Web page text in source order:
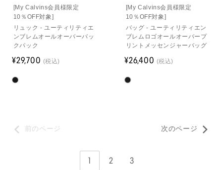
[My Calvins会員様限定
10％OFF対象]
リュック - ユーティリティエ
ンブレムオールオーバーバッ
クパック
¥29,700 (税込)
[My Calvins会員様限定
10％OFF対象]
バッグ - ユーティリティエン
ブレムロゴオールオーバープ
リントメッセンジャーバッグ
¥26,400 (税込)
前のページ
1 2 3
次のページ